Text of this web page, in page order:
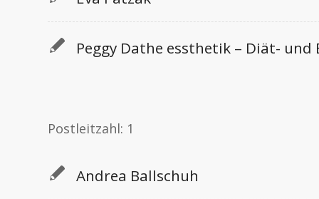
Peggy Dathe essthetik – Diät-
Postleitzahl: 1
Andrea Ballschuh